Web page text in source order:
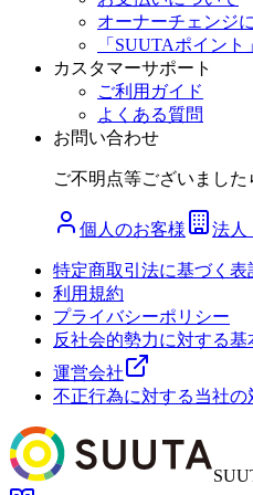
オーナーチェンジ
「SUUTAポイント
カスタマーサポート
ご利用ガイド
よくある質問
お問い合わせ
ご不明点等ございました
個人のお客様 法人
特定商取引法に基づく表
利用規約
プライバシーポリシー
反社会的勢力に対する基
運営会社
不正行為に対する当社の